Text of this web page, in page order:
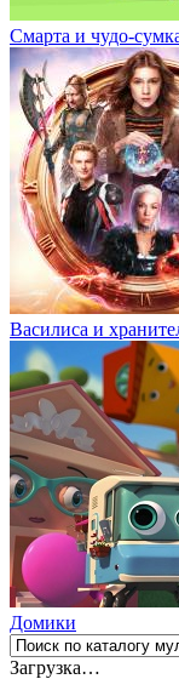
Смарта и чудо-
Василиса и
Домики
Загрузка…